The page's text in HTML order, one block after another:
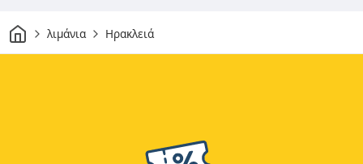
Σπίτιλιμάνια Ηρακλειά